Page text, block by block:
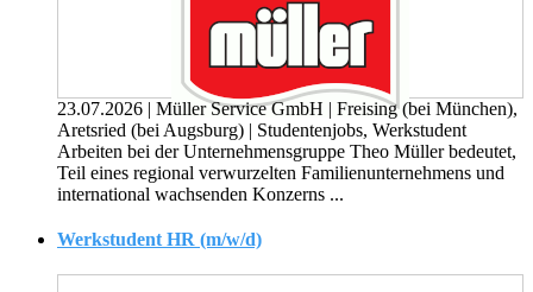
23.07.2026 | Müller Service GmbH | Freising (bei München),
Aretsried (bei Augsburg) | Studentenjobs, Werkstudent
Arbeiten bei der Unternehmensgruppe Theo Müller bedeutet,
Teil eines regional verwurzelten Familienunternehmens und
international wachsenden Konzerns ...
Werkstudent HR (m/w/d)